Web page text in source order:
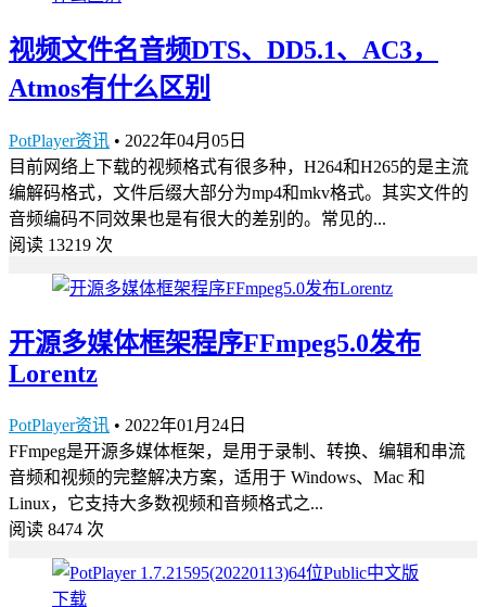
视频文件名音频DTS、DD5.1、AC3，
Atmos有什么区别
PotPlayer资讯 • 2022年04月05日
目前网络上下载的视频格式有很多种，H264和H265的是主流
编解码格式，文件后缀大部分为mp4和mkv格式。其实文件的
音频编码不同效果也是有很大的差别的。常见的...
阅读 13219 次
开源多媒体框架程序FFmpeg5.0发布
Lorentz
PotPlayer资讯 • 2022年01月24日
FFmpeg是开源多媒体框架，是用于录制、转换、编辑和串流
音频和视频的完整解决方案，适用于 Windows、Mac 和
Linux，它支持大多数视频和音频格式之...
阅读 8474 次